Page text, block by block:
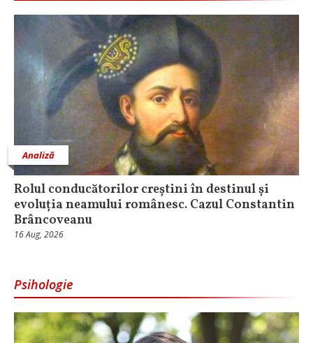
Analiză
Rolul conducătorilor creștini în destinul și
evoluția neamului românesc. Cazul Constantin
Brâncoveanu
16 Aug, 2026
Psihologie